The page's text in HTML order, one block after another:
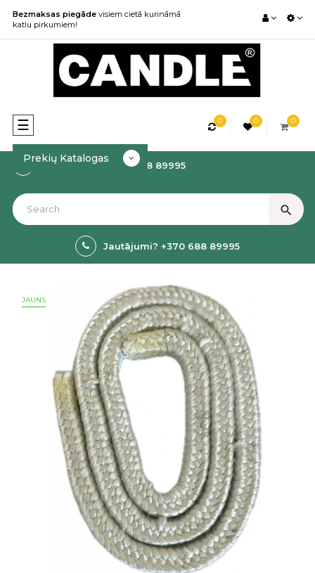
Bezmaksas piegāde visiem cietā kurināmā
katlu pirkumiem!
Toggle
navigation
☰ 0 0 0
Kā rezervēt? +370 688 89995
Prekių Katalogas
search
Jautājumi? +370 688 89995
JAUNS